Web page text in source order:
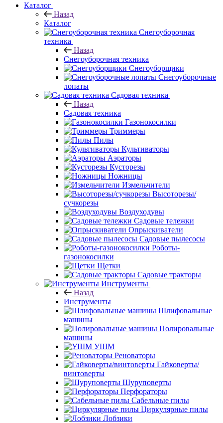
Каталог
Назад
Каталог
Снегоуборочная
техника
Назад
Снегоуборочная техника
Снегоуборщики
Снегоуборочные
лопаты
Садовая техника
Назад
Садовая техника
Газонокосилки
Триммеры
Пилы
Культиваторы
Аэраторы
Кусторезы
Ножницы
Измельчители
Высоторезы/
сучкорезы
Воздуходувы
Садовые тележки
Опрыскиватели
Садовые пылесосы
Роботы-
газонокосилки
Щетки
Садовые тракторы
Инструменты
Назад
Инструменты
Шлифовальные
машины
Полировальные
машины
УШМ
Реноваторы
Гайковерты/
винтоверты
Шуруповерты
Перфораторы
Сабельные пилы
Циркулярные пилы
Лобзики